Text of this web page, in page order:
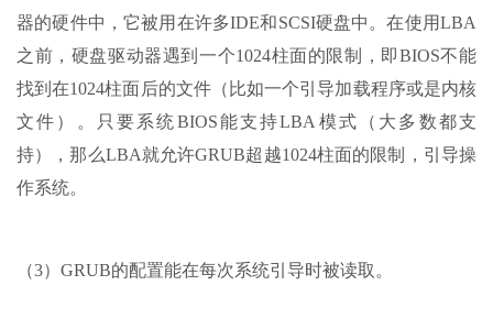
器的硬件中，它被用在许多IDE和SCSI硬盘中。在使用LBA
之前，硬盘驱动器遇到一个1024柱面的限制，即BIOS不能
找到在1024柱面后的文件（比如一个引导加载程序或是内核
文件）。只要系统BIOS能支持LBA模式（大多数都支
持），那么LBA就允许GRUB超越1024柱面的限制，引导操
作系统。
（3）GRUB的配置能在每次系统引导时被读取。